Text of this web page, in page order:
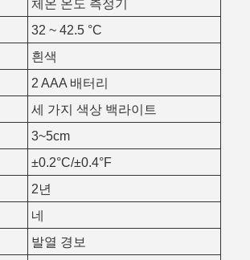
체온 온도 측정기
32 ~ 42.5 °C
흰색
2 AAA 배터리
세 가지 색상 백라이트
3~5cm
±0.2°C/±0.4°F
2년
네
발열 경보